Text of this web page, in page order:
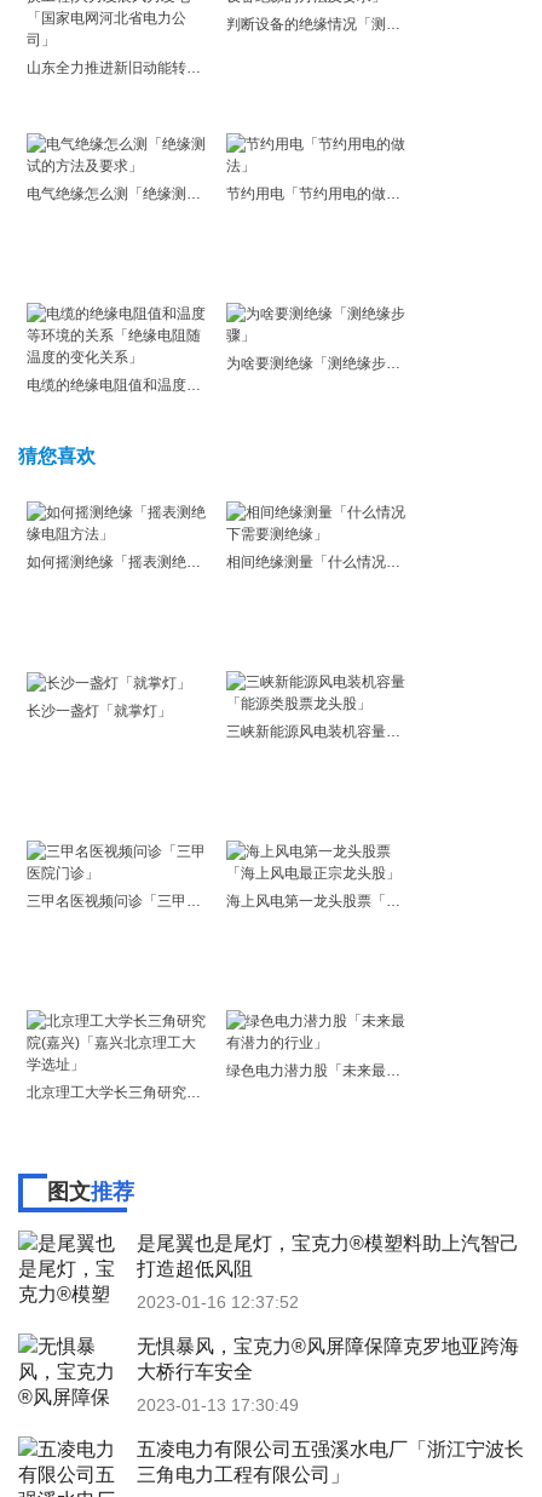
山东全力推进新旧动能转换工程,大力发展风力发电「国家电网河北省电力公司」
判断设备的绝缘情况「测设备绝缘的方法及要求」
电气绝缘怎么测「绝缘测试的方法及要求」 节约用电「节约用电的做法」
电缆的绝缘电阻值和温度等环境的关系「绝缘电阻随温度的变化关系」
为啥要测绝缘「测绝缘步骤」
猜您喜欢
如何摇测绝缘「摇表测绝缘电阻方法」 相间绝缘测量「什么情况下需要测绝缘」
长沙一盏灯「就掌灯」
三峡新能源风电装机容量「能源类股票龙头股」
三甲名医视频问诊「三甲医院门诊」 海上风电第一龙头股票「海上风电最正宗龙头股」
北京理工大学长三角研究院(嘉兴)「嘉兴北京理工大学选址」
绿色电力潜力股「未来最有潜力的行业」
图文推荐
是尾翼也是尾灯，宝克力®模塑料助上汽智己
打造超低风阻
2023-01-16 12:37:52
无惧暴风，宝克力®风屏障保障克罗地亚跨海
大桥行车安全
2023-01-13 17:30:49
五凌电力有限公司五强溪水电厂「浙江宁波长
三角电力工程有限公司」